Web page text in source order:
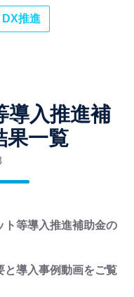
DX推進
導入推進補
一覧
ト等導入推進補助金の
と導入事例動画をご覧